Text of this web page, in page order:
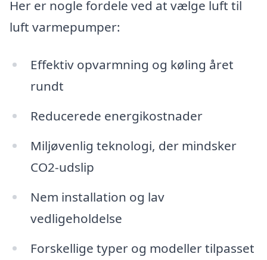
Her er nogle fordele ved at vælge luft til
luft varmepumper:
Effektiv opvarmning og køling året
rundt
Reducerede energikostnader
Miljøvenlig teknologi, der mindsker
CO2-udslip
Nem installation og lav
vedligeholdelse
Forskellige typer og modeller tilpasset